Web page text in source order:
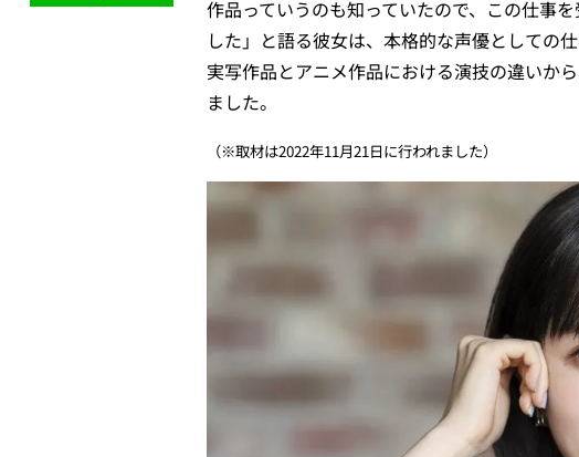
作品っていうのも知っていたので、この仕事
した」と語る彼女は、本格的な声優としての
実写作品とアニメ作品における演技の違いか
ました。
（※取材は2022年11月21日に行われました）